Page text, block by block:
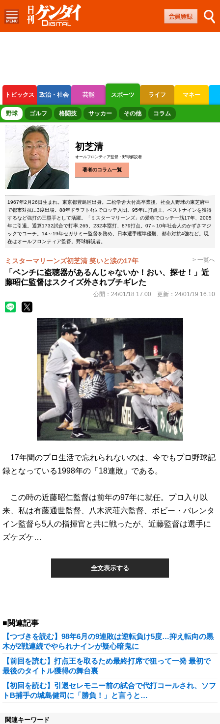
トピックス 政治・社会 芸能 スポーツ ライフ マネー
ボートレース 競輪 オートレース
野球 ゴルフ 格闘技 サッカー その他 コラム
初芝清
オールフロンティア監督・野球解説者
著者のコラム一覧
1967年2月26日生まれ。東京都豊島区出身。二松学舍大付高卒業後、社会人野球の東芝府中
で都市対抗に3度出場。88年ドラフト4位でロッテ入団。95年に打点王、ベストナインを獲得
するなど強打の三塁手として活躍。「ミスターマリーンズ」の愛称でロッテ一筋17年、2005
年に引退。通算1732試合で打率.265、232本塁打、879打点。07～10年社会人のかずさマジ
ックでコーチ。14～19年セガサミー監督を務め、日本選手権準優勝、都市対抗4強など。現
在はオールフロンティア監督。野球解説者。
ミスターマリーンズ初芝清 笑いと涙の17年 > 一覧へ
「ベンチに盗聴器があるんじゃないか！おい、探せ！」近
藤昭仁監督はスクイズ外されブチギレた
公開： 24/01/18 17:00 更新： 24/01/19 16:10
17年間のプロ生活で忘れられないのは、今でもプロ野球記
録となっている1998年の「18連敗」である。
この時の近藤昭仁監督は前年の97年に就任。プロ入り以
来、私は有藤通世監督、八木沢荘六監督、ボビー・バレンタ
イン監督ら5人の指揮官と共に戦ったが、近藤監督は選手に
ズケズケ…
全文表示する
■関連記事
【つづきを読む】98年6月の9連敗は逆転負け5度…抑え転向の黒
木が2戦連続でやられナインが疑心暗鬼に
【前回を読む】打点王を取るため最終打席で狙って一発 最初で
最後のタイトル獲得の舞台裏
【初回を読む】引退セレモニー前の試合で代打コールされ、ソフ
トB捕手の城島健司に「勝負！」と言うと…
関連キーワード